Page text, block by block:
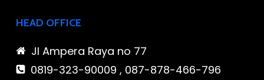
HEAD OFFICE
Jl Ampera Raya no 77
0819-323-90009 , 087-878-466-796